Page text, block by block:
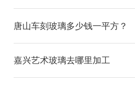
唐山车刻玻璃多少钱一平方？
嘉兴艺术玻璃去哪里加工